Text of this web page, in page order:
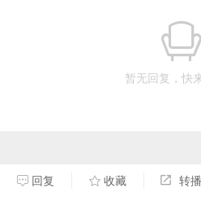
暂无回复，快
回复 收藏 转播